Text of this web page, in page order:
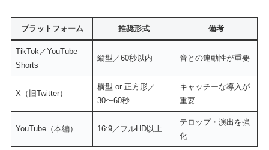
プラットフォーム 推奨形式 備考
TikTok／YouTube
Shorts
縦型／60秒以内 音との連動性が重要
X（旧Twitter）
横型 or 正方形／
30〜60秒
キャッチーな導入が
重要
YouTube（本編） 16:9／フルHD以上
テロップ・演出を強
化